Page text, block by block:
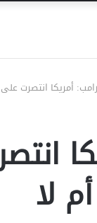
أمريكا انتصرت
لا